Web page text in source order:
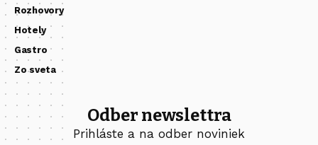
Rozhovory
Hotely
Gastro
Zo sveta
Odber newslettra
Prihláste a na odber noviniek